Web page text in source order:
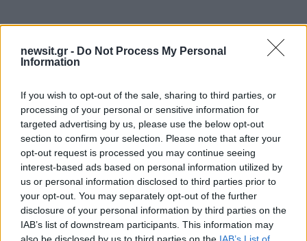
newsit.gr - Do Not Process My Personal
Information
If you wish to opt-out of the sale, sharing to third parties, or
processing of your personal or sensitive information for
targeted advertising by us, please use the below opt-out
section to confirm your selection. Please note that after your
opt-out request is processed you may continue seeing
interest-based ads based on personal information utilized by
us or personal information disclosed to third parties prior to
your opt-out. You may separately opt-out of the further
disclosure of your personal information by third parties on the
IAB’s list of downstream participants. This information may
also be disclosed by us to third parties on the IAB’s List of